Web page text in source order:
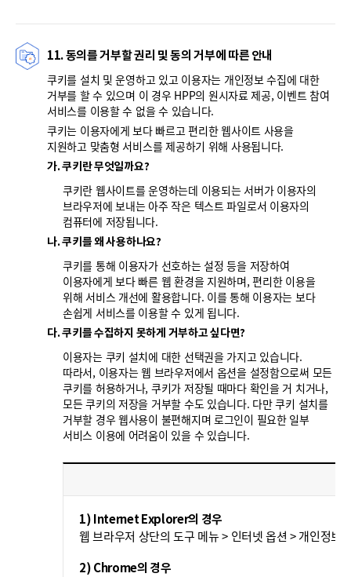
11. 동의를 거부할 권리 및 동의 거부에 따른 안내
쿠키를 설치 및 운영하고 있고 이용자는 개인정보 수집에 대한
거부를 할 수 있으며 이 경우 HPP의 원시자료 제공, 이벤트 참여
서비스를 이용할 수 없을 수 있습니다.
쿠키는 이용자에게 보다 빠르고 편리한 웹사이트 사용을
지원하고 맞춤형 서비스를 제공하기 위해 사용됩니다.
가. 쿠키란 무엇일까요?
쿠키란 웹사이트를 운영하는데 이용되는 서버가 이용자의
브라우저에 보내는 아주 작은 텍스트 파일로서 이용자의
컴퓨터에 저장됩니다.
나. 쿠키를 왜 사용하나요?
쿠키를 통해 이용자가 선호하는 설정 등을 저장하여
이용자에게 보다 빠른 웹 환경을 지원하며, 편리한 이용을
위해 서비스 개선에 활용합니다. 이를 통해 이용자는 보다
손쉽게 서비스를 이용할 수 있게 됩니다.
다. 쿠키를 수집하지 못하게 거부하고 싶다면?
이용자는 쿠키 설치에 대한 선택권을 가지고 있습니다.
따라서, 이용자는 웹 브라우저에서 옵션을 설정함으로써 모든
쿠키를 허용하거나, 쿠키가 저장될 때마다 확인을 거 치거나,
모든 쿠키의 저장을 거부할 수도 있습니다. 다만 쿠키 설치를
거부할 경우 웹사용이 불편해지며 로그인이 필요한 일부
서비스 이용에 어려움이 있을 수 있습니다.
1) Internet Explorer의 경우
웹 브라우저 상단의 도구 메뉴 > 인터넷 옵션 > 개인정보
2) Chrome의 경우